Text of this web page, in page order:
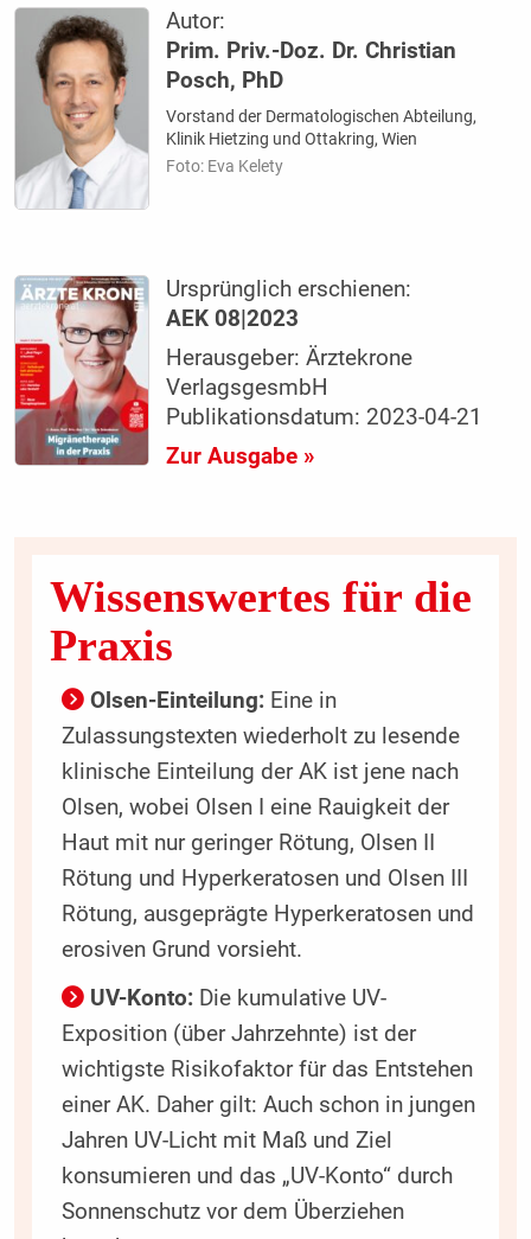
Autor:
Prim. Priv.-Doz. Dr. Christian
Posch, PhD
Vorstand der Dermatologischen Abteilung,
Klinik Hietzing und Ottakring, Wien
Foto: Eva Kelety
Ursprünglich erschienen:
AEK 08|2023
Herausgeber: Ärztekrone
VerlagsgesmbH
Publikationsdatum: 2023-04-21
Zur Ausgabe »
Wissenswertes für die
Praxis
Olsen-Einteilung:Eine in
Zulassungstexten wiederholt zu lesende
klinische Einteilung der AK ist jene nach
Olsen, wobei Olsen I eine Rauigkeit der
Haut mit nur geringer Rötung, Olsen II
Rötung und Hyperkeratosen und Olsen III
Rötung, ausgeprägte Hyperkeratosen und
erosiven Grund vorsieht.
UV-Konto:Die kumulative UV-
Exposition (über Jahrzehnte) ist der
wichtigste Risikofaktor für das Entstehen
einer AK. Daher gilt: Auch schon in jungen
Jahren UV-Licht mit Maß und Ziel
konsumieren und das „UV-Konto“ durch
Sonnenschutz vor dem Überziehen